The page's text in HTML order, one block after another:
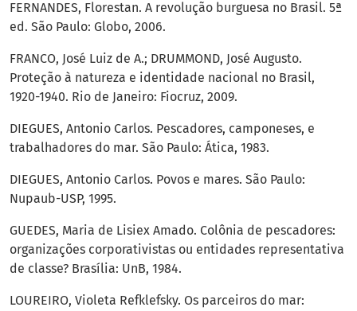
FERNANDES, Florestan. A revolução burguesa no Brasil. 5ª
ed. São Paulo: Globo, 2006.
FRANCO, José Luiz de A.; DRUMMOND, José Augusto.
Proteção à natureza e identidade nacional no Brasil,
1920-1940. Rio de Janeiro: Fiocruz, 2009.
DIEGUES, Antonio Carlos. Pescadores, camponeses, e
trabalhadores do mar. São Paulo: Ática, 1983.
DIEGUES, Antonio Carlos. Povos e mares. São Paulo:
Nupaub-USP, 1995.
GUEDES, Maria de Lisiex Amado. Colônia de pescadores:
organizações corporativistas ou entidades representativa
de classe? Brasília: UnB, 1984.
LOUREIRO, Violeta Refklefsky. Os parceiros do mar: